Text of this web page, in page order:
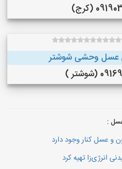
(کرج)
عسل وحشی شوشتر
)
:
و عسل کنار وجود دارد
انرژی‌زا تهیه کرد